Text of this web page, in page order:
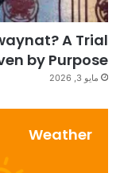
A Trial
by Purpose
مايو 3, 2026
Weather